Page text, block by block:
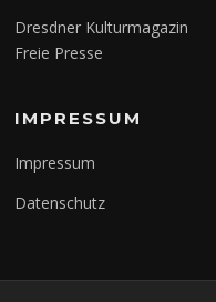
Dresdner Kulturmagazin
Freie Presse
IMPRESSUM
Impressum
Datenschutz